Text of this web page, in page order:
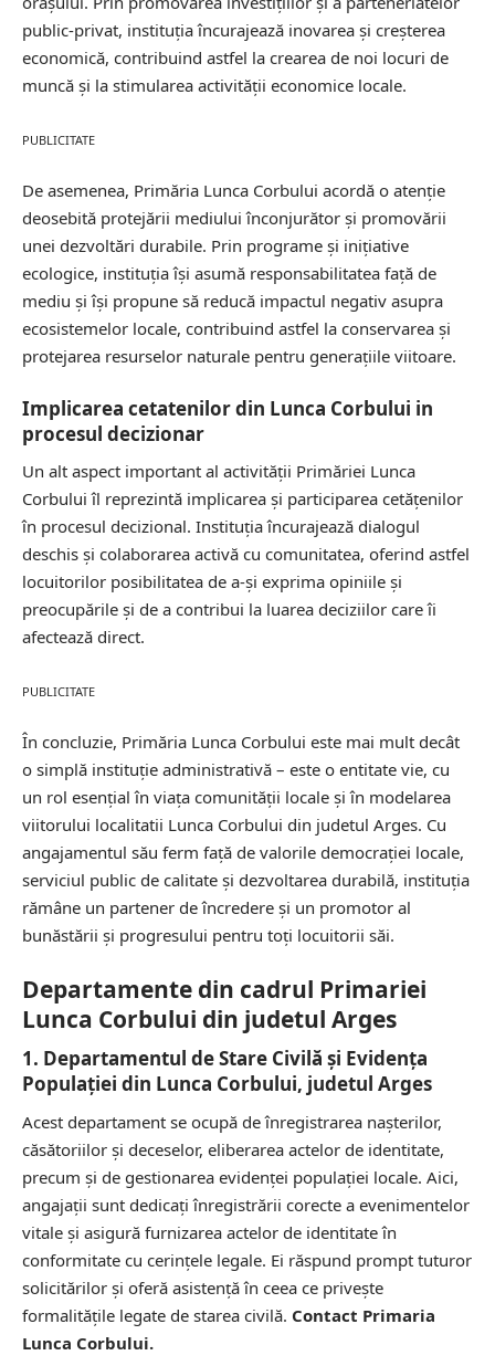
public-privat, instituția încurajează inovarea și creșterea
economică, contribuind astfel la crearea de noi locuri de
muncă și la stimularea activității economice locale.
PUBLICITATE
De asemenea, Primăria Lunca Corbului acordă o atenție
deosebită protejării mediului înconjurător și promovării
unei dezvoltări durabile. Prin programe și inițiative
ecologice, instituția își asumă responsabilitatea față de
mediu și își propune să reducă impactul negativ asupra
ecosistemelor locale, contribuind astfel la conservarea și
protejarea resurselor naturale pentru generațiile viitoare.
Implicarea cetatenilor din Lunca Corbului in
procesul decizionar
Un alt aspect important al activității Primăriei Lunca
Corbului îl reprezintă implicarea și participarea cetățenilor
în procesul decizional. Instituția încurajează dialogul
deschis și colaborarea activă cu comunitatea, oferind astfel
locuitorilor posibilitatea de a-și exprima opiniile și
preocupările și de a contribui la luarea deciziilor care îi
afectează direct.
PUBLICITATE
În concluzie, Primăria Lunca Corbului este mai mult decât
o simplă instituție administrativă – este o entitate vie, cu
un rol esențial în viața comunității locale și în modelarea
viitorului localitatii Lunca Corbului din judetul Arges. Cu
angajamentul său ferm față de valorile democrației locale,
serviciul public de calitate și dezvoltarea durabilă, instituția
rămâne un partener de încredere și un promotor al
bunăstării și progresului pentru toți locuitorii săi.
Departamente din cadrul Primariei
Lunca Corbului din judetul Arges
1. Departamentul de Stare Civilă și Evidența
Populației din Lunca Corbului, judetul Arges
Acest departament se ocupă de înregistrarea nașterilor,
căsătoriilor și deceselor, eliberarea actelor de identitate,
precum și de gestionarea evidenței populației locale. Aici,
angajații sunt dedicați înregistrării corecte a evenimentelor
vitale și asigură furnizarea actelor de identitate în
conformitate cu cerințele legale. Ei răspund prompt tuturor
solicitărilor și oferă asistență în ceea ce privește
formalitățile legate de starea civilă. Contact Primaria
Lunca Corbului.